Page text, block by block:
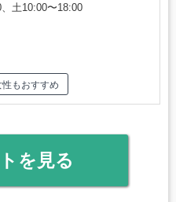
土10:00〜18:00
性もおすすめ
を見る